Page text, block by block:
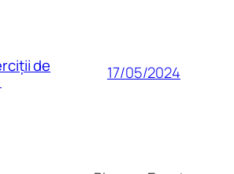
de 17/05/2024